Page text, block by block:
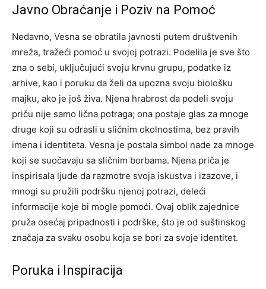
Javno Obraćanje i Poziv na Pomoć
Nedavno, Vesna se obratila javnosti putem društvenih
mreža, tražeći pomoć u svojoj potrazi. Podelila je sve što
zna o sebi, uključujući svoju krvnu grupu, podatke iz
arhive, kao i poruku da želi da upozna svoju biološku
majku, ako je još živa. Njena hrabrost da podeli svoju
priču nije samo lična potraga; ona postaje glas za mnoge
druge koji su odrasli u sličnim okolnostima, bez pravih
imena i identiteta. Vesna je postala simbol nade za mnoge
koji se suočavaju sa sličnim borbama. Njena priča je
inspirisala ljude da razmotre svoja iskustva i izazove, i
mnogi su pružili podršku njenoj potrazi, deleći
informacije koje bi mogle pomoći. Ovaj oblik zajednice
pruža osećaj pripadnosti i podrške, što je od suštinskog
značaja za svaku osobu koja se bori za svoje identitet.
Poruka i Inspiracija